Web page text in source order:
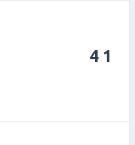
4 1